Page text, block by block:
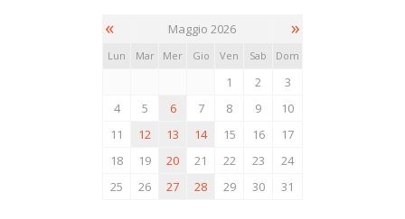
« Maggio 2026 »
Lun Mar Mer Gio Ven Sab Dom
1 2
3
4
5 6 7 8 9
10
11
12 13 14 15 16
17
18
19 20 21 22 23
24
25
26 27 28 29 30 31